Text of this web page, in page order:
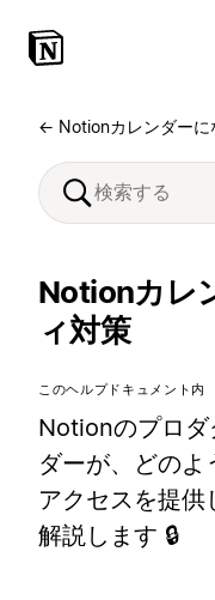
← Notionカレンダーに
Notionカレ
ィ対策
このヘルプドキュメント内
Notionのプロ
ダーが、どの
アクセスを提供
解説します 🔒